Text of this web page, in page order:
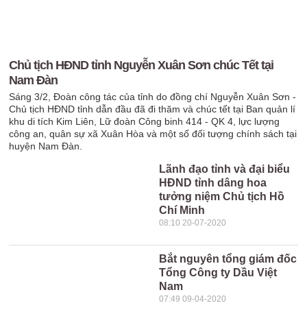
Chủ tịch HĐND tỉnh Nguyễn Xuân Sơn chúc Tết tại
Nam Đàn
Sáng 3/2, Đoàn công tác của tỉnh do đồng chí Nguyễn Xuân Sơn -
Chủ tịch HĐND tỉnh dẫn đầu đã đi thăm và chúc tết tại Ban quản lí
khu di tích Kim Liên, Lữ đoàn Công binh 414 - QK 4, lực lượng
công an, quân sự xã Xuân Hòa và một số đối tượng chính sách tại
huyện Nam Đàn.
Lãnh đạo tỉnh và đại biểu
HĐND tỉnh dâng hoa
tưởng niệm Chủ tịch Hồ
Chí Minh
08:10 20-07-2020
Bắt nguyên tổng giám đốc
Tổng Công ty Dầu Việt
Nam
07:49 09-04-2020